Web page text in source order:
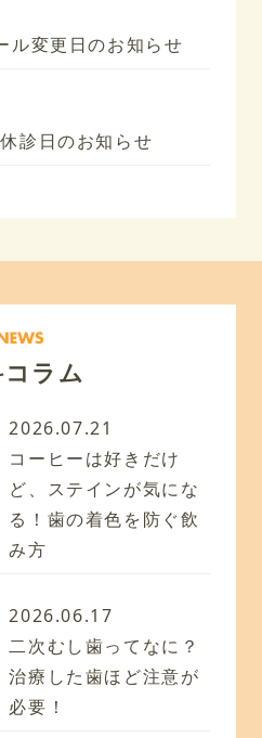
ル変更日のお知らせ
診日のお知らせ
ラム
2026.07.21
コーヒーは好きだけ
ど、ステインが気にな
る！歯の着色を防ぐ飲
み方
2026.06.17
二次むし歯ってなに？
治療した歯ほど注意が
必要！